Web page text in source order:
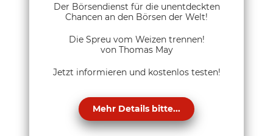
Der Börsendienst für die unentdeckten
Chancen an den Börsen der Welt!
Die Spreu vom Weizen trennen!
von Thomas May
Jetzt informieren und kostenlos testen!
Mehr Details bitte...